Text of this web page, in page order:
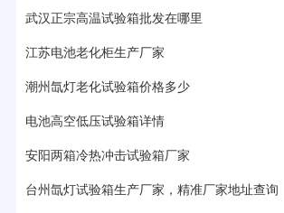
25分钟前用户提问：老化箱和干燥箱区别？
27分钟前用户提问：移动电源老化柜与电池
32分钟前用户提问：氙灯老化试验箱价格多
2分钟前用户提问：大型高温老化房价格多
武汉正宗高温试验箱批发在哪里
江苏电池老化柜生产厂家
潮州氙灯老化试验箱价格多少
电池高空低压试验箱详情
安阳两箱冷热冲击试验箱厂家
台州氙灯试验箱生产厂家，精准厂家地址查询